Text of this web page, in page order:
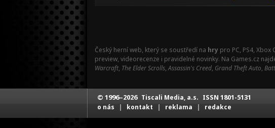
Český herní web, který se soustředí na hry pro PC, PS4, Xbox
preview, videorecenze i pravidelné novinky. Na Games.cz
Warcraft, The Elder Scrolls,Assassin's Creed, Grand Theft Auto,
© 1996–2026 Tiscali Media, a.s. ISSN 1801-5131
o nás | kontakt | reklama | redakce